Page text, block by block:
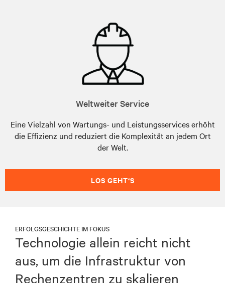
Weltweiter Service
Eine Vielzahl von Wartungs- und Leistungsservices erhöht
die Effizienz und reduziert die Komplexität an jedem Ort
der Welt.
LOS GEHT‘S
ERFOLGSGESCHICHTE IM FOKUS
Technologie allein reicht nicht
aus, um die Infrastruktur von
Rechenzentren zu skalieren